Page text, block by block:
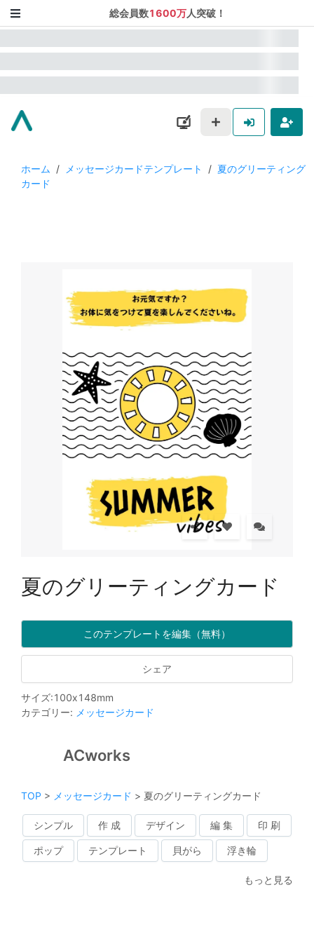
総会員数1600万人突破！
ホーム / メッセージカードテンプレート / 夏のグリーティング
カード
夏のグリーティングカード
このテンプレートを編集（無料）
シェア
サイズ:100x148mm
カテゴリー: メッセージカード
ACworks
TOP > メッセージカード > 夏のグリーティングカード
シンプル 作 成 デザイン 編 集 印 刷
ポップ テンプレート 貝がら 浮き輪
もっと見る